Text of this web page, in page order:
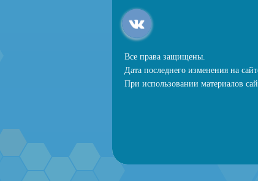
Все права защищены.
Дата последнего изменения на
При использовании материалов